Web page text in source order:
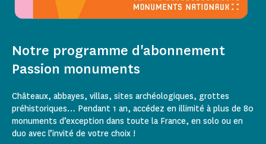
Notre programme d'abonnement
Passion monuments
Châteaux, abbayes, villas, sites archéologiques, grottes
préhistoriques… Pendant 1 an, accédez en illimité à plus de 80
monuments d’exception dans toute la France, en solo ou en
duo avec l’invité de votre choix !